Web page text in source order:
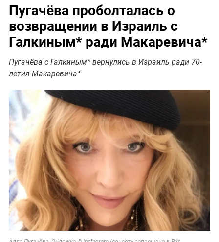
Пугачёва проболталась о
возвращении в Израиль с
Галкиным* ради Макаревича*
Пугачёва с Галкиным* вернулись в Израиль ради 70-
летия Макаревича*